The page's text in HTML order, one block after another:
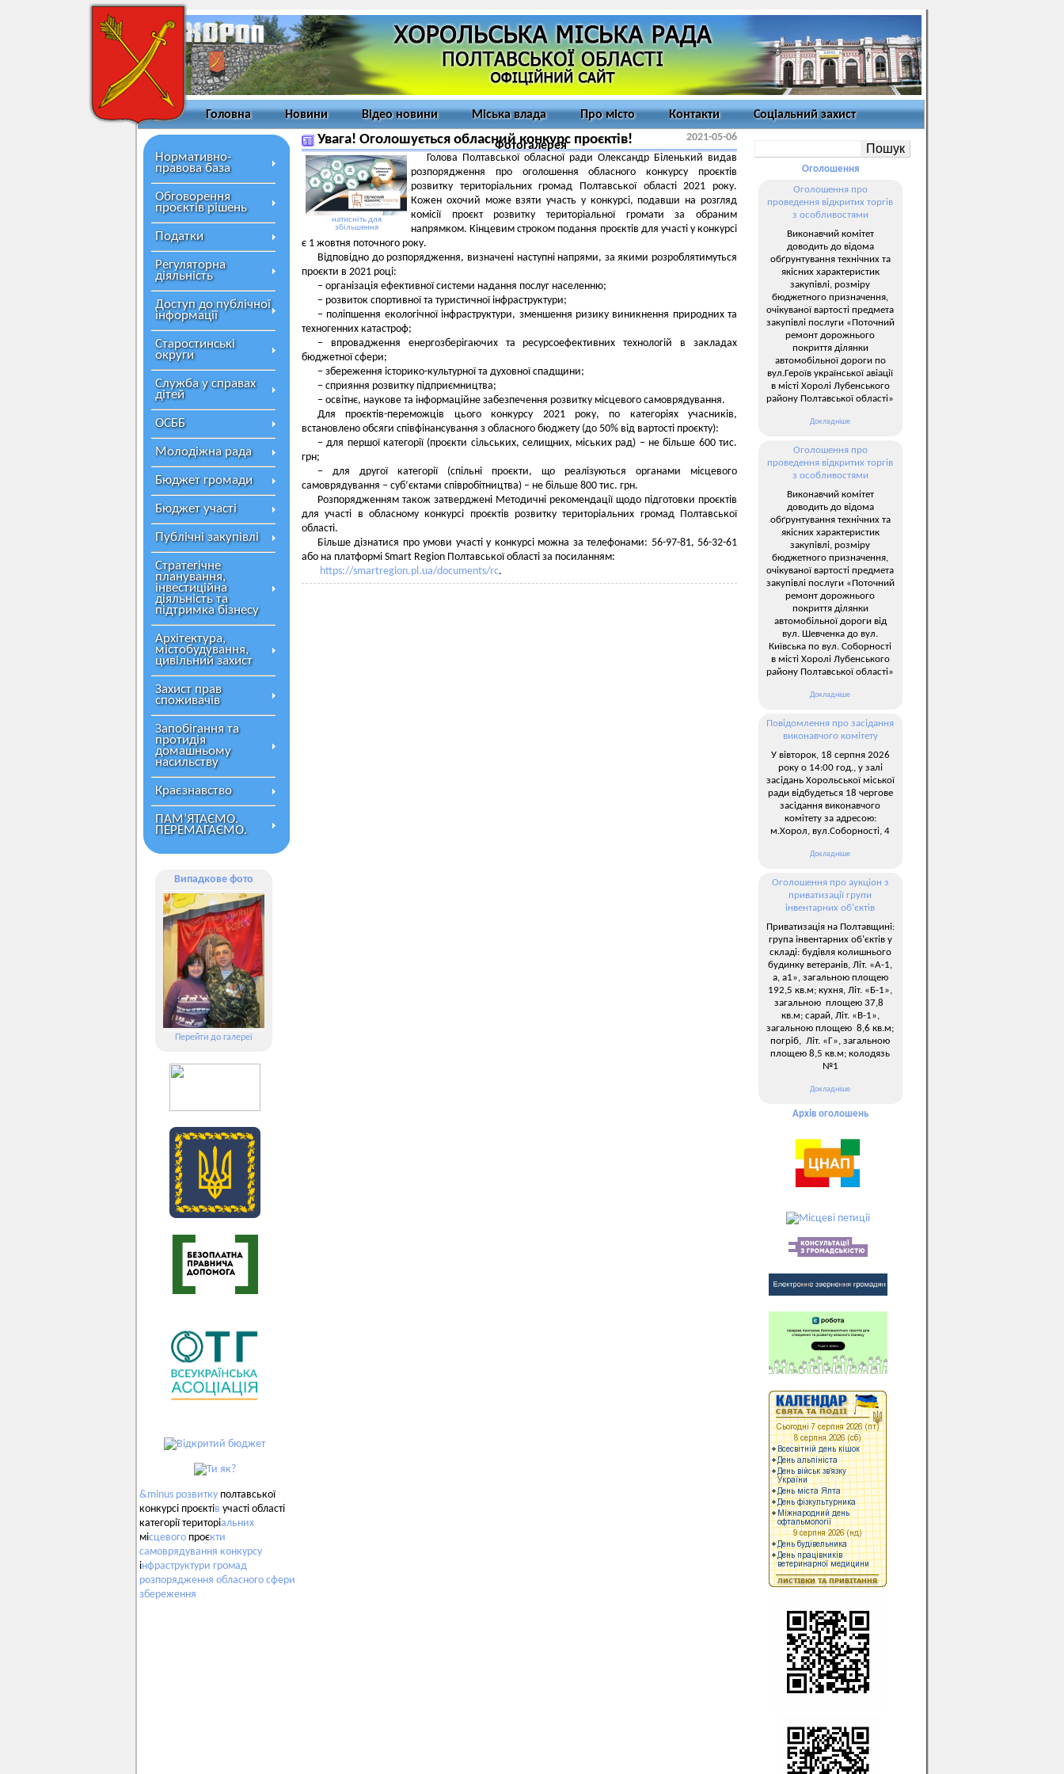
Головна Новини Відео новини Міська влада Про місто Контакти Соціальний захист
Фотогалерея
Нормативно-
правова база
Обговорення
проєктів рішень
Податки
Регуляторна
діяльність
Доступ до публічної
інформації
Старостинські
округи
Служба у справах
дітей
ОСББ
Молодіжна рада
Бюджет громади
Бюджет участі
Публічні закупівлі
Стратегічне
планування,
інвестиційна
діяльність та
підтримка бізнесу
Архітектура,
містобудування,
цивільний захист
Захист прав
споживачів
Запобігання та
протидія
домашньому
насильству
Краєзнавство
ПАМ’ЯТАЄМО.
ПЕРЕМАГАЄМО.
Випадкове фото
Перейти до галереї
&minus розвитку полтавської
конкурсі проєктів участі області
категорії територіальних
місцевого проєкти
самоврядування конкурсу
інфраструктури громад
розпорядження обласного сфери
збереження
Увага! Оголошується обласний конкурс проєктів! 2021-05-06
натисніть для
збільшення
Голова Полтавської обласної ради Олександр Біленький видав
розпорядження про оголошення обласного конкурсу проєктів
розвитку територіальних громад Полтавської області 2021 року.
Кожен охочий може взяти участь у конкурсі, подавши на розгляд
комісії проєкт розвитку територіальної громати за обраним
напрямком. Кінцевим строком подання проєктів для участі у конкурсі
є 1 жовтня поточного року.
Відповідно до розпорядження, визначені наступні напрями, за якими розроблятимуться
проєкти в 2021 році:
− організація ефективної системи надання послуг населенню;
− розвиток спортивної та туристичної інфраструктури;
− поліпшення екологічної інфраструктури, зменшення ризику виникнення природних та
техногенних катастроф;
− впровадження енергозберігаючих та ресурсоефективних технологій в закладах
бюджетної сфери;
− збереження історико-культурної та духовної спадщини;
− сприяння розвитку підприємництва;
− освітнє, наукове та інформаційне забезпечення розвитку місцевого самоврядування.
Для проєктів-переможців цього конкурсу 2021 року, по категоріях учасників,
встановлено обсяги співфінансування з обласного бюджету (до 50% від вартості проєкту):
− для першої категорії (проєкти сільських, селищних, міських рад) – не більше 600 тис.
грн;
− для другої категорії (спільні проєкти, що реалізуються органами місцевого
самоврядування – суб’єктами співробітництва) – не більше 800 тис. грн.
Розпорядженням також затверджені Методичні рекомендації щодо підготовки проєктів
для участі в обласному конкурсі проєктів розвитку територіальних громад Полтавської
області.
Більше дізнатися про умови участі у конкурсі можна за телефонами: 56-97-81, 56-32-61
або на платформі Smart Region Полтавської області за посиланням:
https://smartregion.pl.ua/documents/rc.
Оголошення
Оголошення про
проведення відкритих торгів
з особливостями
Виконавчий комітет
доводить до відома
обґрунтування технічних та
якісних характеристик
закупівлі, розміру
бюджетного призначення,
очікуваної вартості предмета
закупівлі послуги «Поточний
ремонт дорожнього
покриття ділянки
автомобільної дороги по
вул.Героїв української авіації
в місті Хоролі Лубенського
району Полтавської області»
Докладніше
Оголошення про
проведення відкритих торгів
з особливостями
Виконавчий комітет
доводить до відома
обґрунтування технічних та
якісних характеристик
закупівлі, розміру
бюджетного призначення,
очікуваної вартості предмета
закупівлі послуги «Поточний
ремонт дорожнього
покриття ділянки
автомобільної дороги від
вул. Шевченка до вул.
Київська по вул. Соборності
в місті Хоролі Лубенського
району Полтавської області»
Докладніше
Повідомлення про засідання
виконавчого комітету
У вівторок, 18 серпня 2026
року о 14:00 год., у залі
засідань Хорольської міської
ради відбудеться 18 чергове
засідання виконавчого
комітету за адресою:
м.Хорол, вул.Соборності, 4
Докладніше
Оголошення про аукціон з
приватизації групи
інвентарних об’єктів
Приватизація на Полтавщині:
група інвентарних об’єктів у
складі: будівля колишнього
будинку ветеранів, Літ. «А-1,
а, а1», загальною площею
192,5 кв.м; кухня, Літ. «Б-1»,
загальною площею 37,8
кв.м; сарай, Літ. «В-1»,
загальною площею 8,6 кв.м;
погріб, Літ. «Г», загальною
площею 8,5 кв.м; колодязь
№1
Докладніше
Архів оголошень